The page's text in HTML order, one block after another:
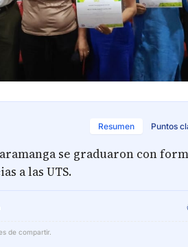
Resumen Puntos
se graduaron con
a las UTS.
de compartir.